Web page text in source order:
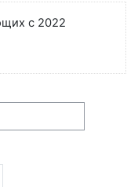
с 2022